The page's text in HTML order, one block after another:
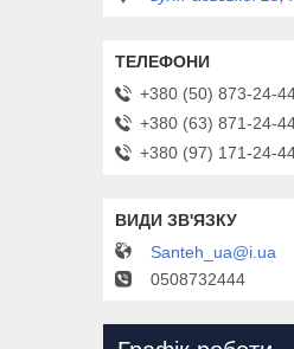
+380 (50) 873-24-
+380 (63) 871-24-
+380 (97) 171-24-
Santeh_ua@i.ua
0508732444